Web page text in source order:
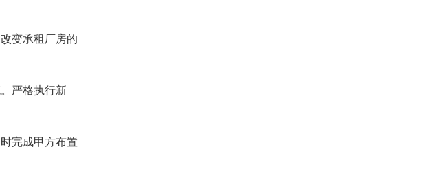
变承租厂房的
严格执行新
完成甲方布置